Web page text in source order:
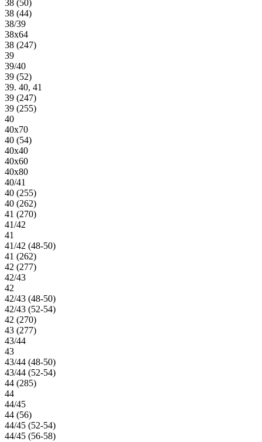
38 (50)
38 (44)
38/39
38х64
38 (247)
39
39/40
39 (52)
39. 40, 41
39 (247)
39 (255)
40
40х70
40 (54)
40х40
40х60
40х80
40/41
40 (255)
40 (262)
41 (270)
41/42
41
41/42 (48-50)
41 (262)
42 (277)
42/43
42
42/43 (48-50)
42/43 (52-54)
42 (270)
43 (277)
43/44
43
43/44 (48-50)
43/44 (52-54)
44 (285)
44
44/45
44 (56)
44/45 (52-54)
44/45 (56-58)